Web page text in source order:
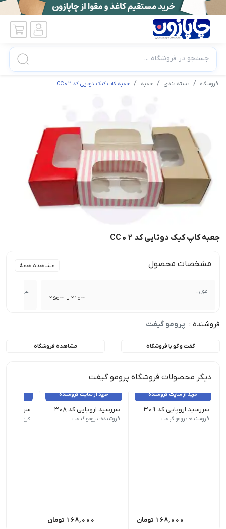
جستجو در فروشگاه ...
فروشگاه بسته بندی جعبه جعبه کاپ کیک دوتایی کد CC02
جعبه کاپ کیک دوتایی کد CC02
مشخصات محصول مشاهده همه
طول :
21cm تا 25cm
عرض :
فروشنده : پرومو گیفت
گفت و گو با فروشگاه مشاهده فروشگاه
دیگر محصولات فروشگاه پرومو گیفت
خرید از سایت فروشنده
سررسید اروپایی کد 309
نوع سررسید (سالنامه) اروپایی | ابعاد 13.5×22 | صفحات روزشمار (جمعه مشترک) | صفحات داخلی دو رنگ
فروشنده: پرومو گیفت
168,000 تومان
خرید از سایت فروشنده
سررسید اروپایی کد 308
نوع سررسید (سالنامه) اروپایی | ابعاد 13.5×22 | صفحات روزشمار (جمعه مشترک) | صفحات داخلی دو رنگ
فروشنده: پرومو گیفت
168,000 تومان
سررسید
نوع سررسید (سالنامه)
فروشنده: